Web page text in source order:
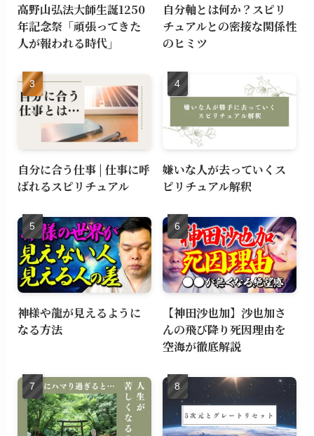
高野山弘法大師生誕1250
年記念祭「頑張ってきた
人が報われる時代」
自分軸とは何か？スピリ
チュアルとの密接な関係性
のヒミツ
自分に合う仕事 | 仕事に呼
ばれるスピリチュアル
嫌いな人が去っていくス
ピリチュアル解釈
神様や龍が見えるように
なる方法
【神田沙也加】沙也加さ
んの飛び降り死因理由を
空海が徹底解説